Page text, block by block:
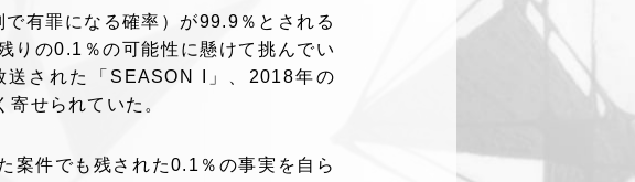
有罪になる確率）が99.9％とされる
りの0.1％の可能性に懸けて挑んでい
された「SEASON I」、2018年の
せられていた。
案件でも残された0.1％の事実を自ら